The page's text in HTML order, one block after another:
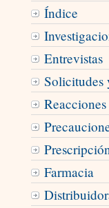
Índice
Entrevistas
Solicitudes
Farmacia